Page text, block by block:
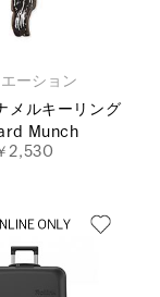
ーション
メルキーリング
Munch
2,530